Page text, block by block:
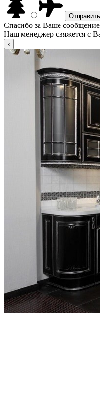
Спасибо за Ваше
Наш менеджер свяжется с